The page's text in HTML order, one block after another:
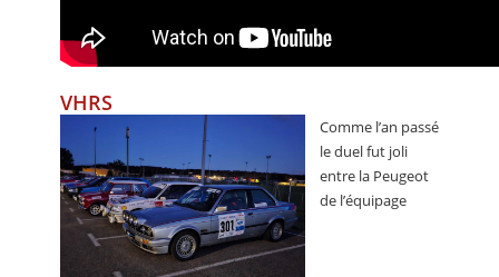
VHRS
Comme l’an passé
le duel fut joli
entre la Peugeot
de l’équipage